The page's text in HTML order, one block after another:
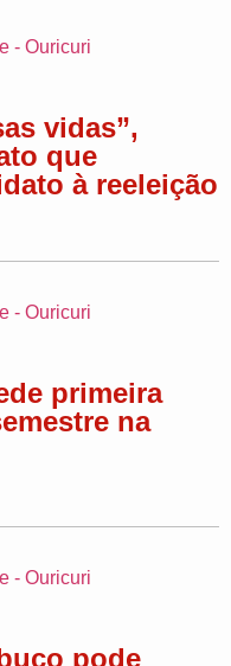
vidas”,
que
à reeleição
primeira
na
pode